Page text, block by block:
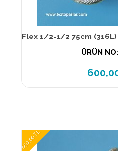
ÜRÜN
650,00 TL